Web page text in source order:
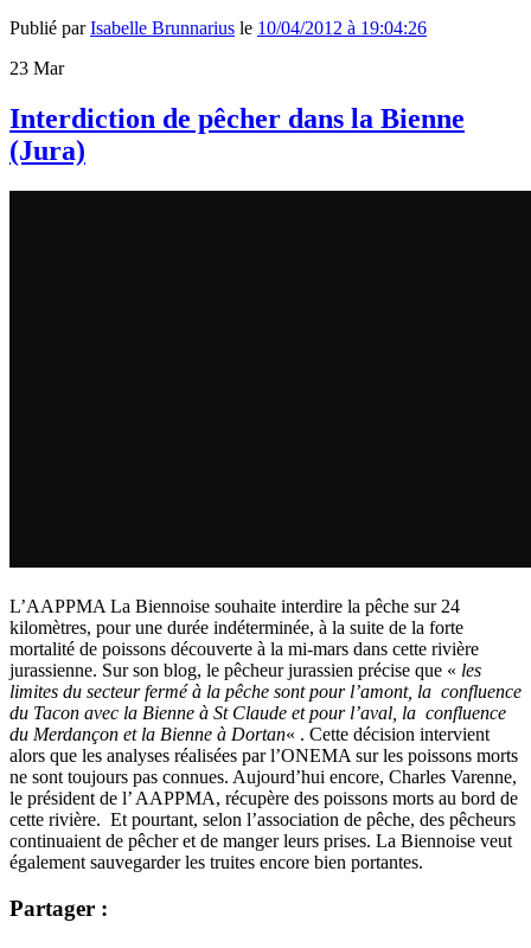
Publié parIsabelle Brunnarius le 10/04/2012 à 19:04:26
23 Mar
Interdiction de pêcher dans la Bienne
(Jura)
L’AAPPMA La Biennoise souhaite interdire la pêche sur 24
kilomètres, pour une durée indéterminée, à la suite de la forte
mortalité de poissons découverte à la mi-mars dans cette rivière
jurassienne. Sur son blog, le pêcheur jurassien précise que « les
limites du secteur fermé à la pêche sont pour l’amont, la confluence
du Tacon avec la Bienne à St Claude et pour l’aval, la confluence
du Merdançon et la Bienne à Dortan« . Cette décision intervient
alors que les analyses réalisées par l’ONEMA sur les poissons morts
ne sont toujours pas connues. Aujourd’hui encore, Charles Varenne,
le président de l’ AAPPMA, récupère des poissons morts au bord de
cette rivière. Et pourtant, selon l’association de pêche, des pêcheurs
continuaient de pêcher et de manger leurs prises. La Biennoise veut
également sauvegarder les truites encore bien portantes.
Partager :